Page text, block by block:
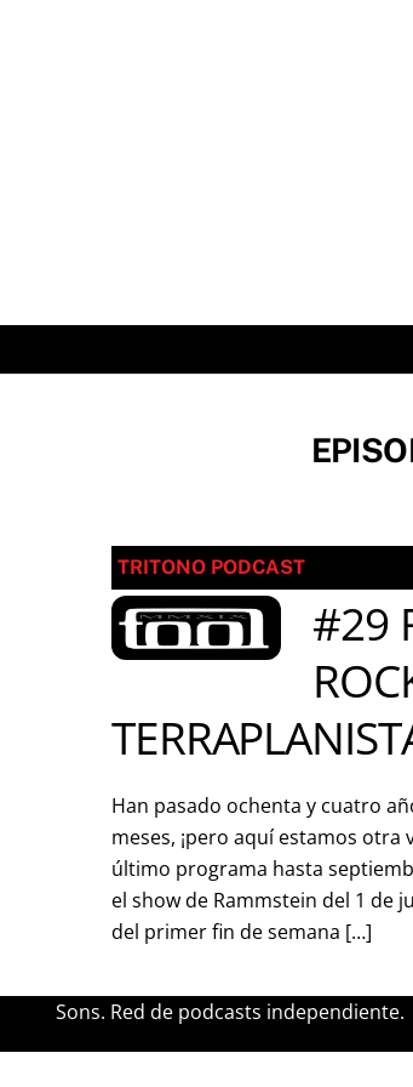
TRITONO PODCAST
#29
Han pasado ochenta y cuatro
meses, ¡pero aquí estamos otra
último programa hasta
el show de Rammstein del 1 de
del primer fin de semana […]
Sons. Red de podcasts independiente.